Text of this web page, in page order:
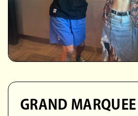
GRAND MARQUEE